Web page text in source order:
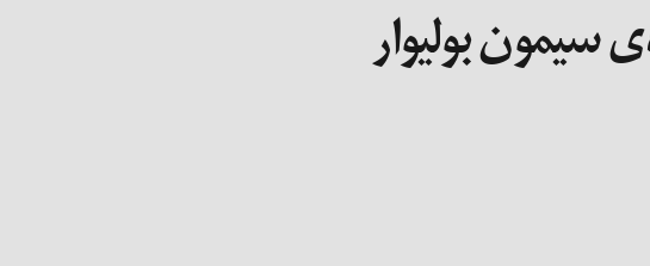
سیمون بولیوار